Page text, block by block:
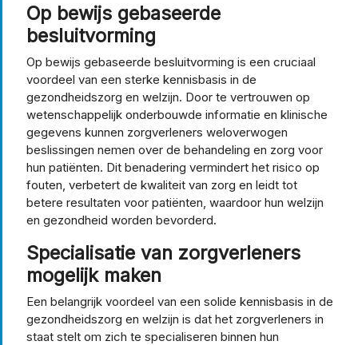
Op bewijs gebaseerde
besluitvorming
Op bewijs gebaseerde besluitvorming is een cruciaal
voordeel van een sterke kennisbasis in de
gezondheidszorg en welzijn. Door te vertrouwen op
wetenschappelijk onderbouwde informatie en klinische
gegevens kunnen zorgverleners weloverwogen
beslissingen nemen over de behandeling en zorg voor
hun patiënten. Dit benadering vermindert het risico op
fouten, verbetert de kwaliteit van zorg en leidt tot
betere resultaten voor patiënten, waardoor hun welzijn
en gezondheid worden bevorderd.
Specialisatie van zorgverleners
mogelijk maken
Een belangrijk voordeel van een solide kennisbasis in de
gezondheidszorg en welzijn is dat het zorgverleners in
staat stelt om zich te specialiseren binnen hun